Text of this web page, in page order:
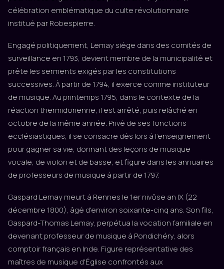
célébration emblématique du culte révolutionnaire
institué par Robespierre.
Engagé politiquement, Lemay siège dans des comités de
surveillance en 1793, devient membre de la municipalité et
prête les serments exigés par les constitutions
successives. À partir de 1794, il exerce comme instituteur
de musique. Au printemps 1795, dans le contexte de la
réaction thermidorienne, il est arrêté, puis relâché en
octobre de la même année. Privé de ses fonctions
ecclésiastiques, il se consacre dès lors à l'enseignement
pour gagner sa vie, donnant des leçons de musique
vocale, de violon et de basse, et figure dans les annuaires
de professeurs de musique à partir de 1797.
Gaspard Lemay meurt à Rennes le 1er nivôse an IX (22
décembre 1800), âgé d'environ soixante-cinq ans. Son fils,
Gaspard-Thomas Lemay, perpétua la vocation familiale en
devenant professeur de musique à Pondichéry, alors
comptoir français en Inde. Figure représentative des
maîtres de musique d'Église confrontés aux